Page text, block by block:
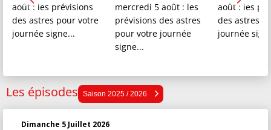
août : les prévisions
des astres pour votre
journée signe...
mercredi 5 août : les
prévisions des astres
pour votre journée
signe...
août : les
des astres
journée
Les épisodes Saison 2025 / 2026
Saison 2024 / 2025
Dimanche 5 Juillet 2026